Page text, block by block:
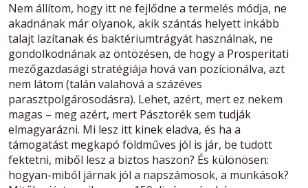
Nem állítom, hogy itt ne fejlődne a termelés módja, ne
akadnának már olyanok, akik szántás helyett inkább
talajt lazítanak és baktériumtrágyát használnak, ne
gondolkodnának az öntözésen, de hogy a Prosperitati
mezőgazdasági stratégiája hová van pozícionálva, azt
nem látom (talán valahová a százéves
parasztpolgárosodásra). Lehet, azért, mert ez nekem
magas – meg azért, mert Pásztorék sem tudják
elmagyarázni. Mi lesz itt kinek eladva, és ha a
támogatást megkapó földműves jól is jár, be tudott
fektetni, miből lesz a biztos haszon? És különösen:
hogyan-miből járnak jól a napszámosok, a munkások?